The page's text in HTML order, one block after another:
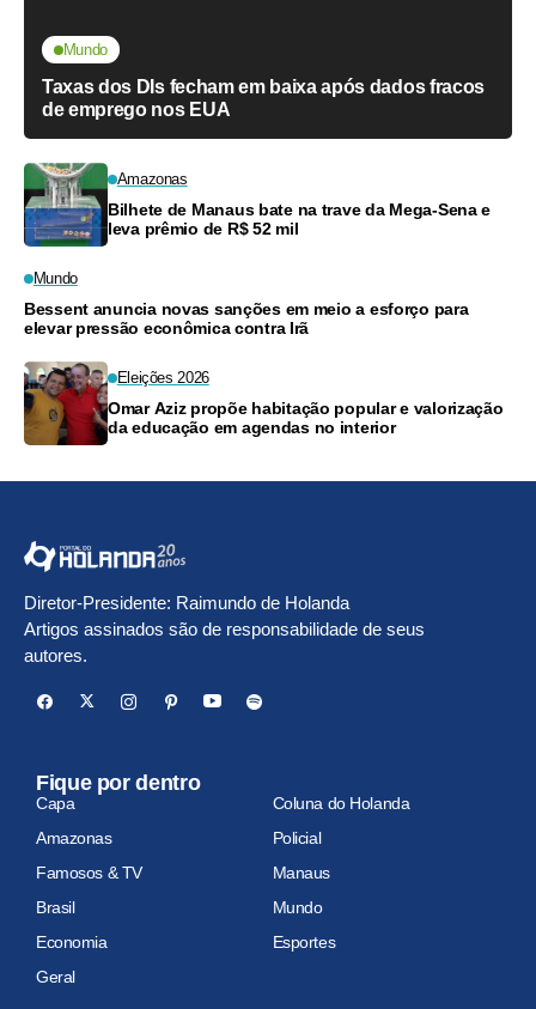
Mundo
Taxas dos DIs fecham em baixa após dados fracos
de emprego nos EUA
Amazonas
Bilhete de Manaus bate na trave da Mega-Sena e
leva prêmio de R$ 52 mil
Mundo
Bessent anuncia novas sanções em meio a esforço para
elevar pressão econômica contra Irã
Eleições 2026
Omar Aziz propõe habitação popular e valorização
da educação em agendas no interior
Diretor-Presidente: Raimundo de Holanda
Artigos assinados são de responsabilidade de seus
autores.
Fique por dentro
Capa
Coluna do Holanda
Amazonas
Policial
Famosos & TV
Manaus
Brasil
Mundo
Economia
Esportes
Geral